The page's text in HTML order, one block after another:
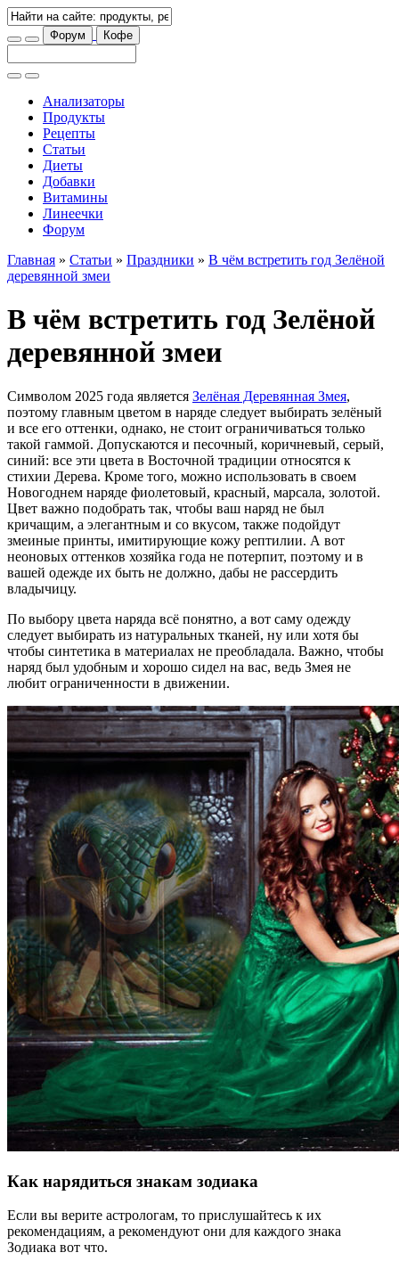
Форум Кофе
Анализаторы
Продукты
Рецепты
Статьи
Диеты
Добавки
Витамины
Линеечки
Форум
Главная » Статьи » Праздники » В чём встретить год Зелёной
деревянной змеи
В чём встретить год Зелёной
деревянной змеи
Символом 2025 года является Зелёная Деревянная Змея,
поэтому главным цветом в наряде следует выбирать зелёный
и все его оттенки, однако, не стоит ограничиваться только
такой гаммой. Допускаются и песочный, коричневый, серый,
синий: все эти цвета в Восточной традиции относятся к
стихии Дерева. Кроме того, можно использовать в своем
Новогоднем наряде фиолетовый, красный, марсала, золотой.
Цвет важно подобрать так, чтобы ваш наряд не был
кричащим, а элегантным и со вкусом, также подойдут
змеиные принты, имитирующие кожу рептилии. А вот
неоновых оттенков хозяйка года не потерпит, поэтому и в
вашей одежде их быть не должно, дабы не рассердить
владычицу.
По выбору цвета наряда всё понятно, а вот саму одежду
следует выбирать из натуральных тканей, ну или хотя бы
чтобы синтетика в материалах не преобладала. Важно, чтобы
наряд был удобным и хорошо сидел на вас, ведь Змея не
любит ограниченности в движении.
Как нарядиться знакам зодиака
Если вы верите астрологам, то прислушайтесь к их
рекомендациям, а рекомендуют они для каждого знака
Зодиака вот что.